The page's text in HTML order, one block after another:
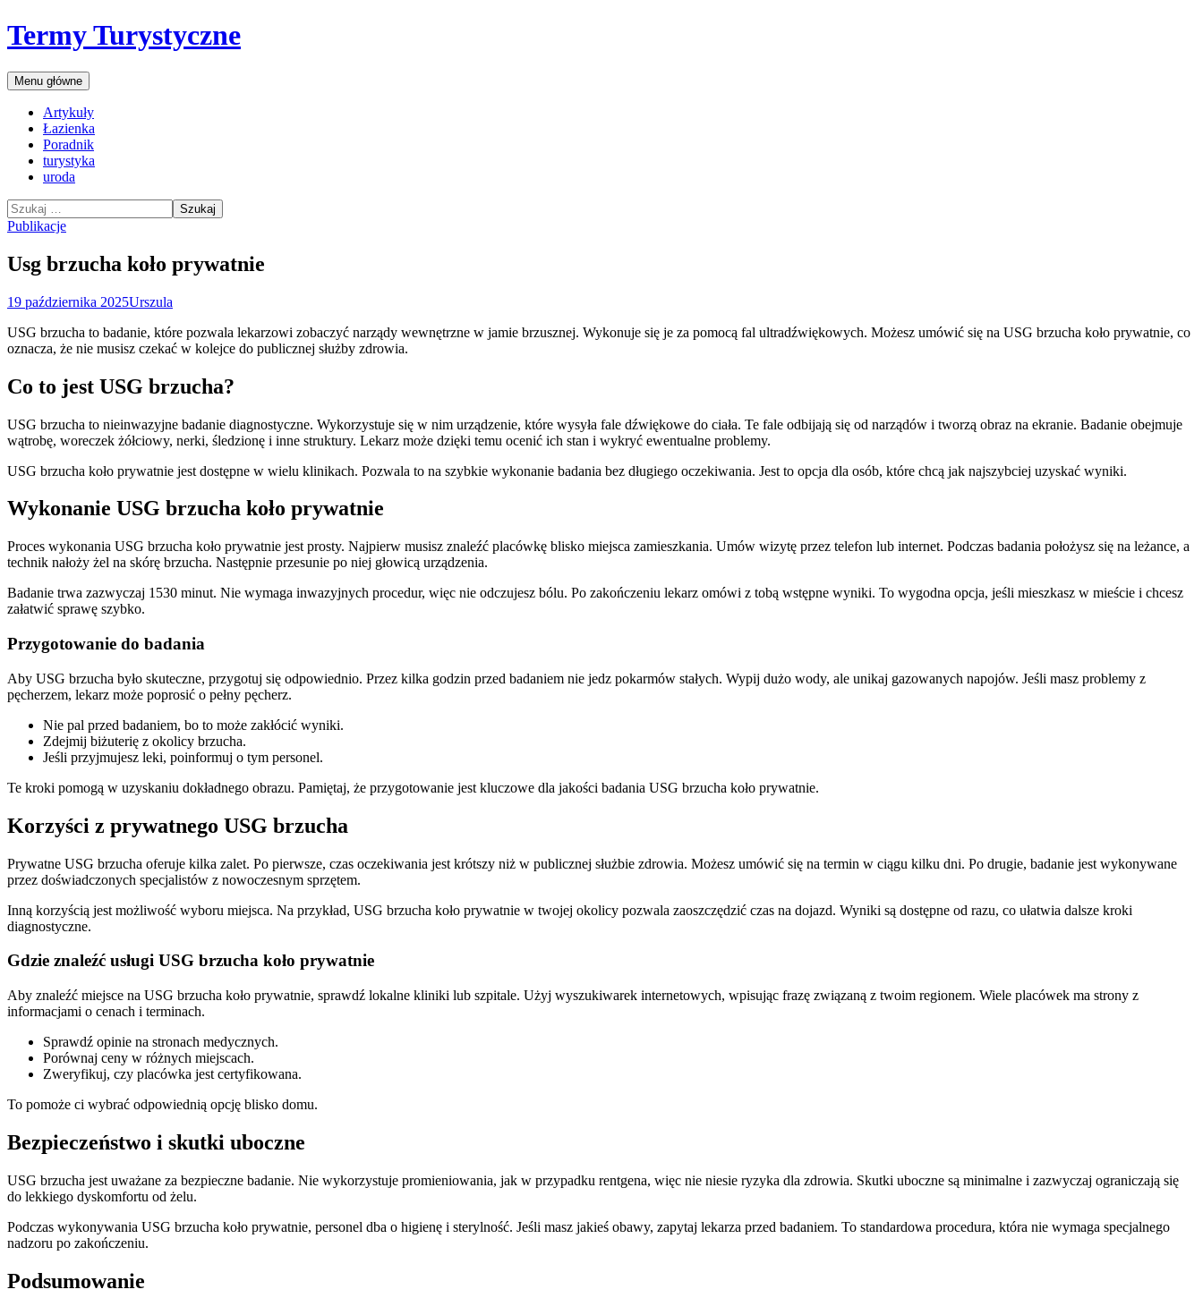
Przejdź
do
Termy Turystyczne
Szukaj
Menu główne
Artykuły
Łazienka
Poradnik
turystyka
uroda
Szukaj:
Publikacje
Usg brzucha koło prywatnie
19 października 2025Urszula
USG brzucha to badanie, które pozwala lekarzowi zobaczyć narządy wewnętrzne w jamie brzusznej. Wykonuje się je za pomocą fal ultradźwiękowych. Możesz umówić się na USG brzucha koło prywatnie, co
oznacza, że nie musisz czekać w kolejce do publicznej służby zdrowia.
Co to jest USG brzucha?
USG brzucha to nieinwazyjne badanie diagnostyczne. Wykorzystuje się w nim urządzenie, które wysyła fale dźwiękowe do ciała. Te fale odbijają się od narządów i tworzą obraz na ekranie. Badanie obejmuje
wątrobę, woreczek żółciowy, nerki, śledzionę i inne struktury. Lekarz może dzięki temu ocenić ich stan i wykryć ewentualne problemy.
USG brzucha koło prywatnie jest dostępne w wielu klinikach. Pozwala to na szybkie wykonanie badania bez długiego oczekiwania. Jest to opcja dla osób, które chcą jak najszybciej uzyskać wyniki.
Wykonanie USG brzucha koło prywatnie
Proces wykonania USG brzucha koło prywatnie jest prosty. Najpierw musisz znaleźć placówkę blisko miejsca zamieszkania. Umów wizytę przez telefon lub internet. Podczas badania położysz się na leżance, a
technik nałoży żel na skórę brzucha. Następnie przesunie po niej głowicą urządzenia.
Badanie trwa zazwyczaj 1530 minut. Nie wymaga inwazyjnych procedur, więc nie odczujesz bólu. Po zakończeniu lekarz omówi z tobą wstępne wyniki. To wygodna opcja, jeśli mieszkasz w mieście i chcesz
załatwić sprawę szybko.
Przygotowanie do badania
Aby USG brzucha było skuteczne, przygotuj się odpowiednio. Przez kilka godzin przed badaniem nie jedz pokarmów stałych. Wypij dużo wody, ale unikaj gazowanych napojów. Jeśli masz problemy z
pęcherzem, lekarz może poprosić o pełny pęcherz.
Nie pal przed badaniem, bo to może zakłócić wyniki.
Zdejmij biżuterię z okolicy brzucha.
Jeśli przyjmujesz leki, poinformuj o tym personel.
Te kroki pomogą w uzyskaniu dokładnego obrazu. Pamiętaj, że przygotowanie jest kluczowe dla jakości badania USG brzucha koło prywatnie.
Korzyści z prywatnego USG brzucha
Prywatne USG brzucha oferuje kilka zalet. Po pierwsze, czas oczekiwania jest krótszy niż w publicznej służbie zdrowia. Możesz umówić się na termin w ciągu kilku dni. Po drugie, badanie jest wykonywane
przez doświadczonych specjalistów z nowoczesnym sprzętem.
Inną korzyścią jest możliwość wyboru miejsca. Na przykład, USG brzucha koło prywatnie w twojej okolicy pozwala zaoszczędzić czas na dojazd. Wyniki są dostępne od razu, co ułatwia dalsze kroki
diagnostyczne.
Gdzie znaleźć usługi USG brzucha koło prywatnie
Aby znaleźć miejsce na USG brzucha koło prywatnie, sprawdź lokalne kliniki lub szpitale. Użyj wyszukiwarek internetowych, wpisując frazę związaną z twoim regionem. Wiele placówek ma strony z
informacjami o cenach i terminach.
Sprawdź opinie na stronach medycznych.
Porównaj ceny w różnych miejscach.
Zweryfikuj, czy placówka jest certyfikowana.
To pomoże ci wybrać odpowiednią opcję blisko domu.
Bezpieczeństwo i skutki uboczne
USG brzucha jest uważane za bezpieczne badanie. Nie wykorzystuje promieniowania, jak w przypadku rentgena, więc nie niesie ryzyka dla zdrowia. Skutki uboczne są minimalne i zazwyczaj ograniczają się
do lekkiego dyskomfortu od żelu.
Podczas wykonywania USG brzucha koło prywatnie, personel dba o higienę i sterylność. Jeśli masz jakieś obawy, zapytaj lekarza przed badaniem. To standardowa procedura, która nie wymaga specjalnego
nadzoru po zakończeniu.
Podsumowanie